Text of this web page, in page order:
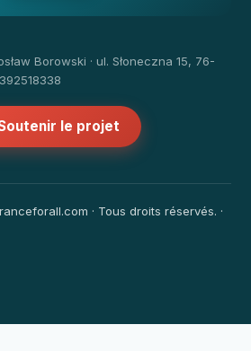
Borowski · ul. Słoneczna 15, 76-
le projet
· Tous droits réservés. ·